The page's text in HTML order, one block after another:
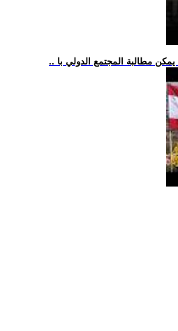
مطالبة المجتمع الدولي با